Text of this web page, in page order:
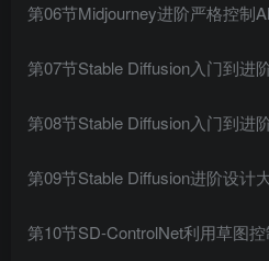
第06节Midjourney进阶严格控制
第07节Stable Diffusion入门到进
第08节Stable Diffusion入门到进
第09节Stable Diffusion进阶设计
第10节SD-ControlNet利用草图